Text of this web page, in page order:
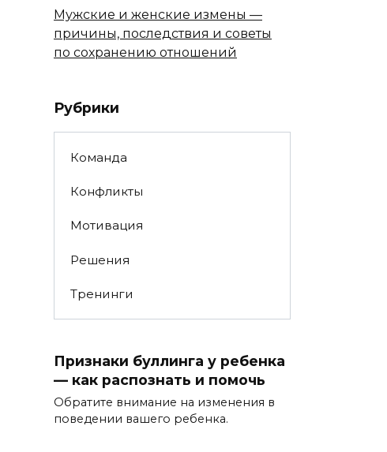
Мужские и женские измены —
причины, последствия и советы
по сохранению отношений
Рубрики
Команда
Конфликты
Мотивация
Решения
Тренинги
Признаки буллинга у ребенка
— как распознать и помочь
Обратите внимание на изменения в
поведении вашего ребенка.